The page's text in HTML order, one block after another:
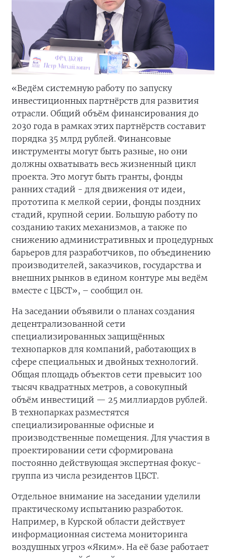
«Ведём системную работу по запуску
инвестиционных партнёрств для развития
отрасли. Общий объём финансирования до
2030 года в рамках этих партнёрств составит
порядка 35 млрд рублей. Финансовые
инструменты могут быть разные, но они
должны охватывать весь жизненный цикл
проекта. Это могут быть гранты, фонды
ранних стадий - для движения от идеи,
прототипа к мелкой серии, фонды поздних
стадий, крупной серии. Большую работу по
созданию таких механизмов, а также по
снижению административных и процедурных
барьеров для разработчиков, по объединению
производителей, заказчиков, государства и
внешних рынков в едином контуре мы ведём
вместе с ЦБСТ», – сообщил он.
На заседании объявили о планах создания
децентрализованной сети
специализированных защищённых
технопарков для компаний, работающих в
сфере специальных и двойных технологий.
Общая площадь объектов сети превысит 100
тысяч квадратных метров, а совокупный
объём инвестиций — 25 миллиардов рублей.
В технопарках разместятся
специализированные офисные и
производственные помещения. Для участия в
проектировании сети сформирована
постоянно действующая экспертная фокус-
группа из числа резидентов ЦБСТ.
Отдельное внимание на заседании уделили
практическому испытанию разработок.
Например, в Курской области действует
информационная система мониторинга
воздушных угроз «Яким». На её базе работает